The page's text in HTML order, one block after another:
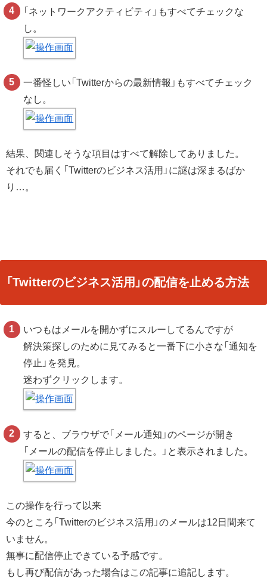
「ネットワークアクティビティ」もすべてチェックな
し。
一番怪しい「Twitterからの最新情報」もすべてチェック
なし。
結果、関連しそうな項目はすべて解除してありました。
それでも届く「Twitterのビジネス活用」に謎は深まるばか
り…。
「Twitterのビジネス活用」の配信を止める方法
いつもはメールを開かずにスルーしてるんですが
解決策探しのために見てみると一番下に小さな「通知を
停止」を発見。
迷わずクリックします。
すると、ブラウザで「メール通知」のページが開き
「メールの配信を停止しました。」と表示されました。
この操作を行って以来
今のところ「Twitterのビジネス活用」のメールは12日間来て
いません。
無事に配信停止できている予感です。
もし再び配信があった場合はこの記事に追記します。